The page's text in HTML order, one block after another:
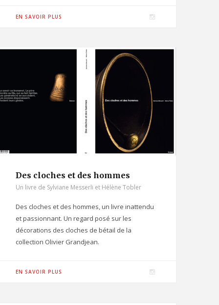
EN SAVOIR PLUS
I
Des cloches et des hommes
Un livre de Sylviane Messerli et Hélène Tobler
Des cloches et des hommes, un livre inattendu
et passionnant. Un regard posé sur les
décorations des cloches de bétail de la
collection Olivier Grandjean.
EN SAVOIR PLUS
I